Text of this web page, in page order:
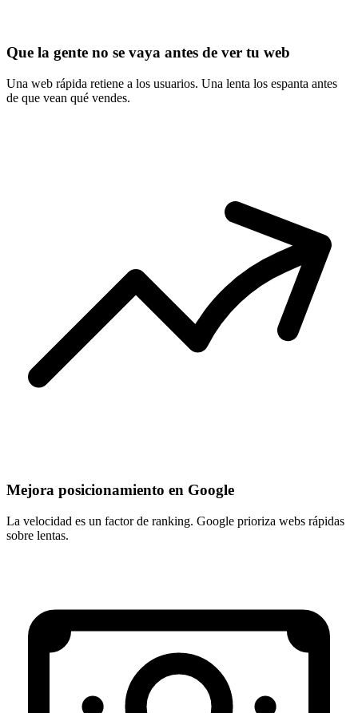
Que la gente no se vaya antes de ver tu web
Una web rápida retiene a los usuarios. Una lenta los espanta antes
de que vean qué vendes.
Mejora posicionamiento en Google
La velocidad es un factor de ranking. Google prioriza webs rápidas
sobre lentas.